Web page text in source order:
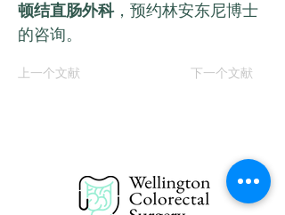
顿结直肠外科，预约林安东尼博士
的咨询。
上一个文献 下一个文献